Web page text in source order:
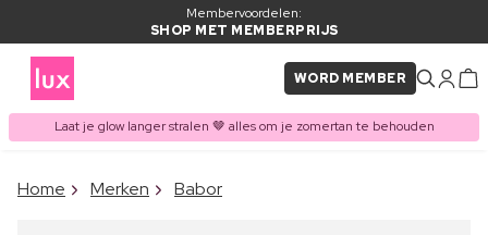
Membervoordelen:
SHOP MET MEMBERPRIJS
WORD MEMBER
Laat je glow langer stralen 🤎 alles om je zomertan te behouden
ITEM TOEGEVOEGD AAN
Home Merken Babor